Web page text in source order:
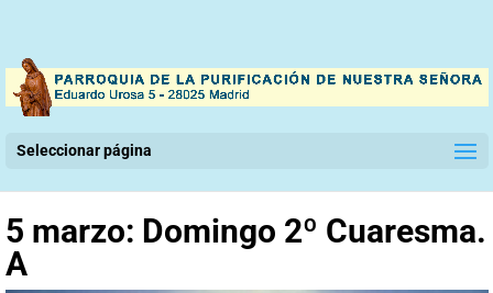
Seleccionar página
5 marzo: Domingo 2º Cuaresma.
A